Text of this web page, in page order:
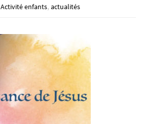
Activité enfants, actualités